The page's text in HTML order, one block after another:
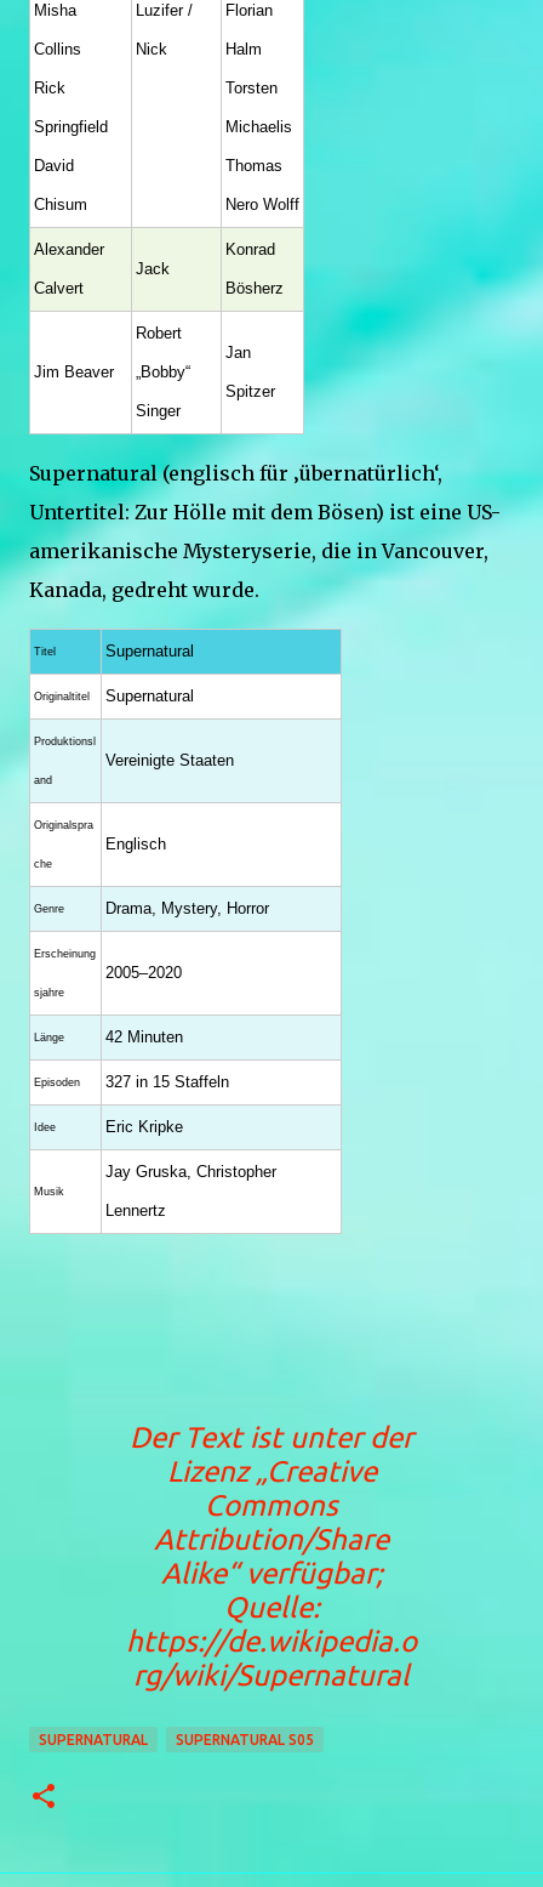
Misha
Collins
Rick
Springfield
David
Chisum
Luzifer /
Nick
Florian
Halm
Torsten
Michaelis
Thomas
Nero Wolff
Alexander
Calvert
Jack
Konrad
Bösherz
Jim Beaver
Robert
„Bobby“
Singer
Jan
Spitzer
Supernatural (englisch für ‚übernatürlich‘,
Untertitel: Zur Hölle mit dem Bösen) ist eine US-
amerikanische Mysteryserie, die in Vancouver,
Kanada, gedreht wurde.
Titel Supernatural
Originaltitel Supernatural
Produktionsl
and
Vereinigte Staaten
Originalspra
che
Englisch
Genre Drama, Mystery, Horror
Erscheinung
sjahre
2005–2020
Länge 42 Minuten
Episoden 327 in 15 Staffeln
Idee Eric Kripke
Musik
Jay Gruska, Christopher
Lennertz
Der Text ist unter der
Lizenz„Creative
Commons
Attribution/Share
Alike“verfügbar;
Quelle:
https://de.wikipedia.o
rg/wiki/Supernatural
SUPERNATURAL SUPERNATURAL S05